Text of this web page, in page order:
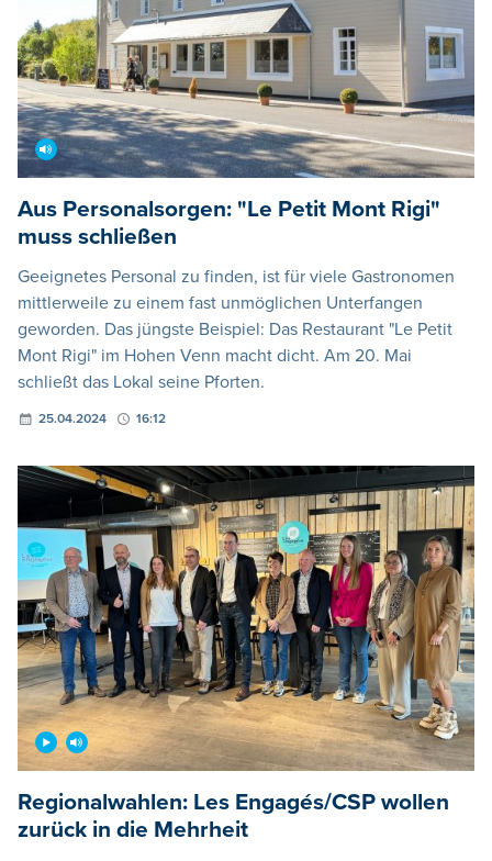
Aus Personalsorgen: "Le Petit Mont Rigi"
muss schließen
Geeignetes Personal zu finden, ist für viele Gastronomen
mittlerweile zu einem fast unmöglichen Unterfangen
geworden. Das jüngste Beispiel: Das Restaurant "Le Petit
Mont Rigi" im Hohen Venn macht dicht. Am 20. Mai
schließt das Lokal seine Pforten.
25.04.2024 16:12
Regionalwahlen: Les Engagés/CSP wollen
zurück in die Mehrheit